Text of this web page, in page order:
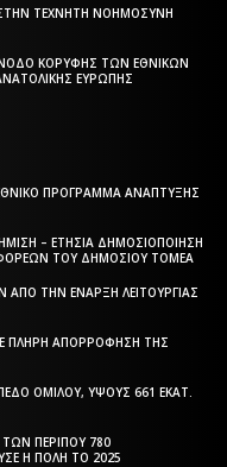
ΤΕΧΝΗΤΉ ΝΟΗΜΟΣΎΝΗ
ΚΟΡΥΦΉΣ ΤΩΝ ΕΘΝΙΚΏΝ
ΕΥΡΏΠΗΣ
ΠΡΌΓΡΑΜΜΑ ΑΝΆΠΤΥΞΗΣ
– EΤΉΣΙΑ ΔΗΜΟΣΙΟΠΟΊΗΣΗ
ΤΟΥ ΔΗΜΟΣΊΟΥ ΤΟΜΈΑ
ΑΠΌ ΤΗΝ ΈΝΑΡΞΗ ΛΕΙΤΟΥΡΓΊΑΣ
ΠΛΉΡΗ ΑΠΟΡΡΌΦΗΣΗ ΤΗΣ
ΟΜΊΛΟΥ, ΎΨΟΥΣ 661 ΕΚΑΤ.
ΠΕΡΊΠΟΥ 780
Η ΠΌΛΗ ΤΟ 2025